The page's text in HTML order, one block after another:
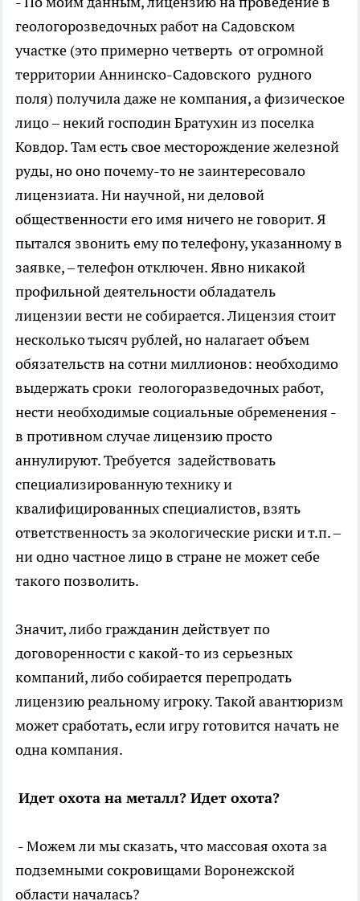
геологорозведочных работ на Садовском
участке (это примерно четверть от огромной
территории Аннинско-Садовского рудного
поля) получила даже не компания, а физическое
лицо – некий господин Братухин из поселка
Ковдор. Там есть свое месторождение железной
руды, но оно почему-то не заинтересовало
лицензиата. Ни научной, ни деловой
общественности его имя ничего не говорит. Я
пытался звонить ему по телефону, указанному в
заявке, – телефон отключен. Явно никакой
профильной деятельности обладатель
лицензии вести не собирается. Лицензия стоит
несколько тысяч рублей, но налагает объем
обязательств на сотни миллионов: необходимо
выдержать сроки геологоразведочных работ,
нести необходимые социальные обременения -
в противном случае лицензию просто
аннулируют. Требуется задействовать
специализированную технику и
квалифицированных специалистов, взять
ответственность за экологические риски и т.п. –
ни одно частное лицо в стране не может себе
такого позволить.
Значит, либо гражданин действует по
договоренности с какой-то из серьезных
компаний, либо собирается перепродать
лицензию реальному игроку. Такой авантюризм
может сработать, если игру готовится начать не
одна компания.
Идет охота на металл? Идет охота?
- Можем ли мы сказать, что массовая охота за
подземными сокровищами Воронежской
области началась?